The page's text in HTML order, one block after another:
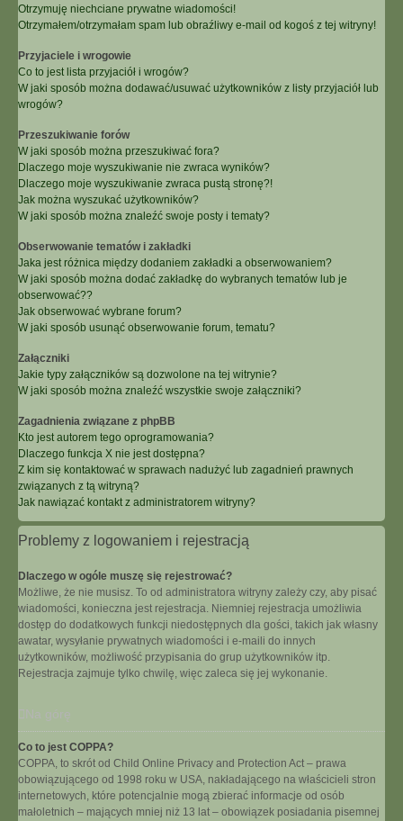
Otrzymuję niechciane prywatne wiadomości!
Otrzymałem/otrzymałam spam lub obraźliwy e-mail od kogoś z tej witryny!
Przyjaciele i wrogowie
Co to jest lista przyjaciół i wrogów?
W jaki sposób można dodawać/usuwać użytkowników z listy przyjaciół lub
wrogów?
Przeszukiwanie forów
W jaki sposób można przeszukiwać fora?
Dlaczego moje wyszukiwanie nie zwraca wyników?
Dlaczego moje wyszukiwanie zwraca pustą stronę?!
Jak można wyszukać użytkowników?
W jaki sposób można znaleźć swoje posty i tematy?
Obserwowanie tematów i zakładki
Jaka jest różnica między dodaniem zakładki a obserwowaniem?
W jaki sposób można dodać zakładkę do wybranych tematów lub je
obserwować??
Jak obserwować wybrane forum?
W jaki sposób usunąć obserwowanie forum, tematu?
Załączniki
Jakie typy załączników są dozwolone na tej witrynie?
W jaki sposób można znaleźć wszystkie swoje załączniki?
Zagadnienia związane z phpBB
Kto jest autorem tego oprogramowania?
Dlaczego funkcja X nie jest dostępna?
Z kim się kontaktować w sprawach nadużyć lub zagadnień prawnych
związanych z tą witryną?
Jak nawiązać kontakt z administratorem witryny?
Problemy z logowaniem i rejestracją
Dlaczego w ogóle muszę się rejestrować?
Możliwe, że nie musisz. To od administratora witryny zależy czy, aby pisać
wiadomości, konieczna jest rejestracja. Niemniej rejestracja umożliwia
dostęp do dodatkowych funkcji niedostępnych dla gości, takich jak własny
awatar, wysyłanie prywatnych wiadomości i e-maili do innych
użytkowników, możliwość przypisania do grup użytkowników itp.
Rejestracja zajmuje tylko chwilę, więc zaleca się jej wykonanie.
Na górę
Co to jest COPPA?
COPPA, to skrót od Child Online Privacy and Protection Act – prawa
obowiązującego od 1998 roku w USA, nakładającego na właścicieli stron
internetowych, które potencjalnie mogą zbierać informacje od osób
małoletnich – mających mniej niż 13 lat – obowiązek posiadania pisemnej